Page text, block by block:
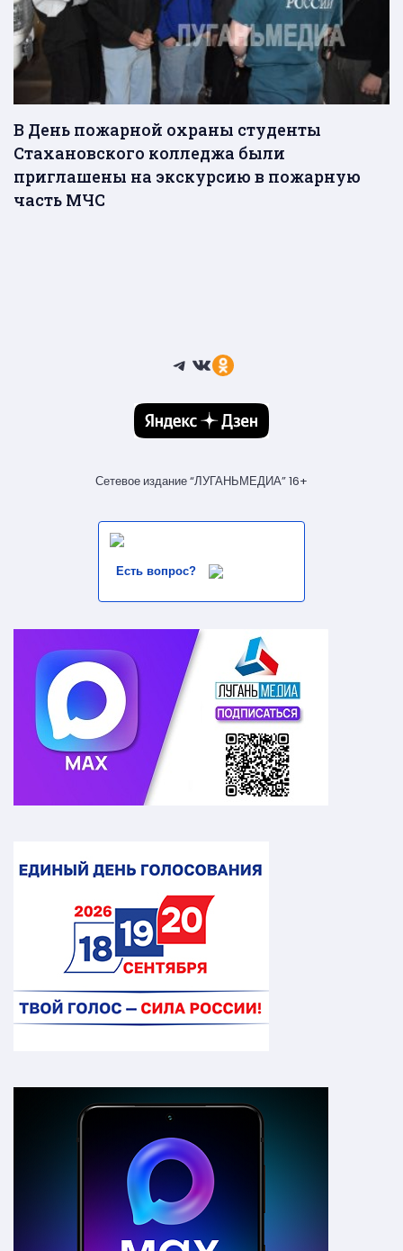
В День пожарной охраны студенты
Стахановского колледжа были
приглашены на экскурсию в пожарную
часть МЧС
Telegram
ВКонтакте
Ссылка
Сетевое издание “ЛУГАНЬМЕДИА” 16+
Есть вопрос?